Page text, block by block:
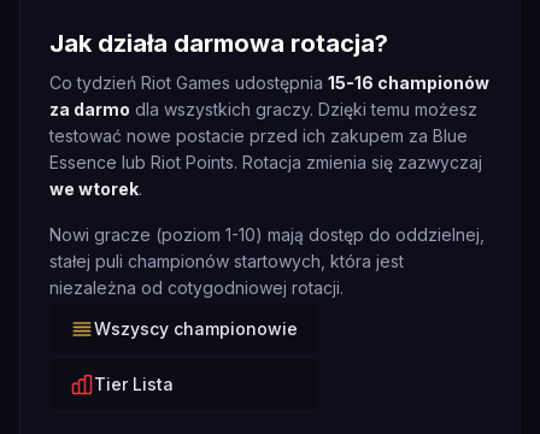
Jak działa darmowa rotacja?
Co tydzień Riot Games udostępnia 15-16 championów
za darmo dla wszystkich graczy. Dzięki temu możesz
testować nowe postacie przed ich zakupem za Blue
Essence lub Riot Points. Rotacja zmienia się zazwyczaj
we wtorek.
Nowi gracze (poziom 1-10) mają dostęp do oddzielnej,
stałej puli championów startowych, która jest
niezależna od cotygodniowej rotacji.
Wszyscy championowie
Tier Lista